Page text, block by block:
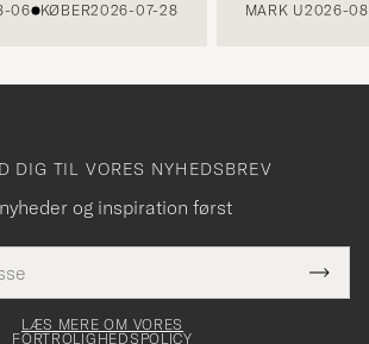
06 KØBER2026-07-28 MARK U2026-
DIG TIL VORES NYHEDSBREV
og inspiration først
LÆS MERE OM VORES
FORTROLIGHEDSPOLICY